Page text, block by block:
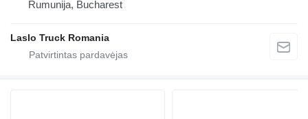
Rumunija, Bucharest
Laslo Truck Romania